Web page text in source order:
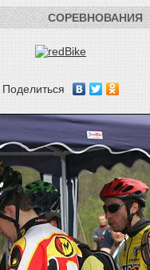
СОРЕВНОВАНИЯ
Поделиться